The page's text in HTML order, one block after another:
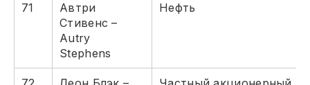
71
Автри
Стивенс –
Autry
Stephens
Нефть